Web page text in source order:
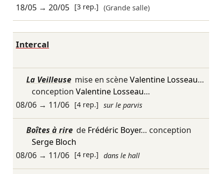
18/05→ 20/05 [3 rep.] (Grande salle)
Intercal
La Veilleuse mise en scèneValentine Losseau…
conception Valentine Losseau…
08/06→ 11/06 [4 rep.] sur le parvis
Boîtes à rire de Frédéric Boyer… conception
Serge Bloch
08/06→ 11/06 [4 rep.] dans le hall